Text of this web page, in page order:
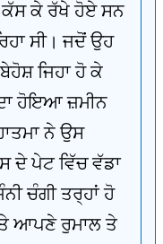
ਕੇ ਰੱਖੇ ਹੋਏ ਸਨ
ਸੀ। ਜਦੋਂ ਉਹ
ਜਿਹਾ ਹੋ ਕੇ
ਹੋਇਆ ਜ਼ਮੀਨ
ਨੇ ਉਸ
ਦੇ ਪੇਟ ਵਿੱਚ ਵੱਡਾ
ਚੰਗੀ ਤਰ੍ਹਾਂ ਹੋ
ਆਪਣੇ ਰੁਮਾਲ ਤੇ